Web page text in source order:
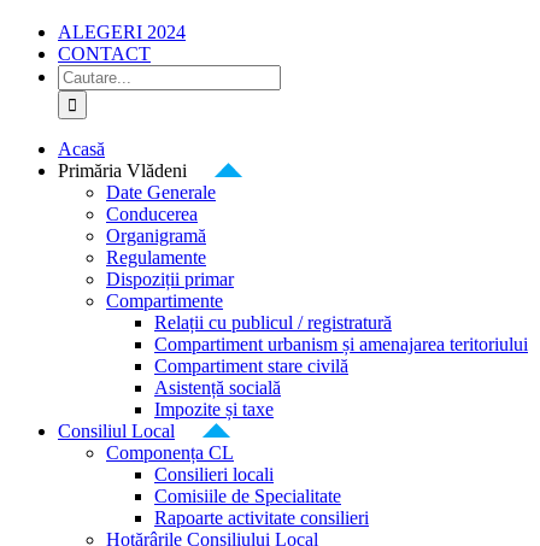
ALEGERI 2024
CONTACT
Cautare...
Acasă
Primăria Vlădeni
Date Generale
Conducerea
Organigramă
Regulamente
Dispoziții primar
Compartimente
Relații cu publicul / registratură
Compartiment urbanism și amenajarea teritoriului
Compartiment stare civilă
Asistență socială
Impozite și taxe
Consiliul Local
Componența CL
Consilieri locali
Comisiile de Specialitate
Rapoarte activitate consilieri
Hotărârile Consiliului Local